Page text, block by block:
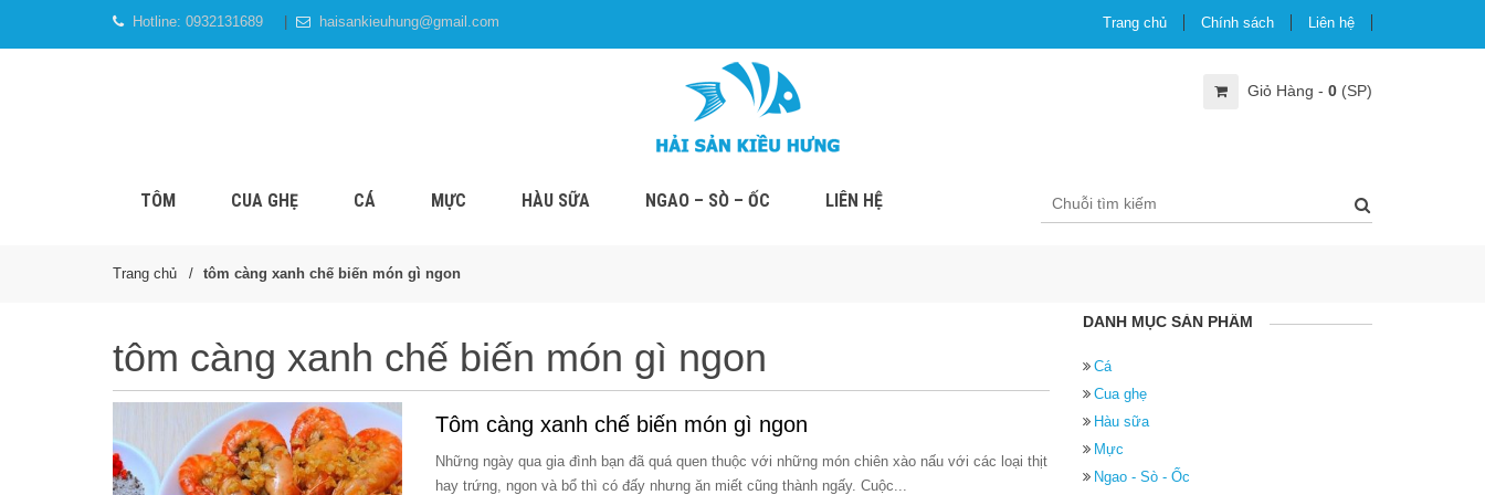
Hotline: 0932131689 haisankieuhung@gmail.com Trang chủ Chính sách Liên hệ
Giỏ Hàng - 0 (SP)
TÔM CUA GHẸ CÁ MỰC HÀU SỮA NGAO – SÒ – ỐC LIÊN HỆ
Trang chủ tôm càng xanh chế biến món gì ngon
tôm càng xanh chế biến món gì ngon
Tôm càng xanh chế biến món gì ngon
Những ngày qua gia đình bạn đã quá quen thuộc với những món chiên xào nấu với các loại thịt
hay trứng, ngon và bổ thì có đấy nhưng ăn miết cũng thành ngấy. Cuộc...
DANH MỤC SẢN PHẨM
Cá
Cua ghẹ
Hàu sữa
Mực
Ngao - Sò - Ốc